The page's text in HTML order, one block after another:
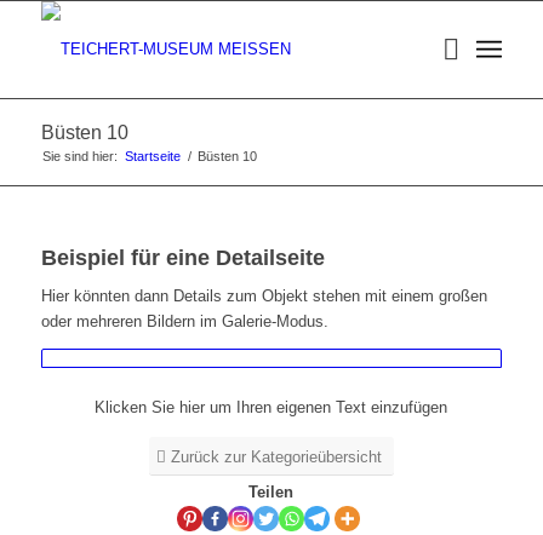
Büsten 10
Sie sind hier: Startseite / Büsten 10
Beispiel für eine Detailseite
Hier könnten dann Details zum Objekt stehen mit einem großen
oder mehreren Bildern im Galerie-Modus.
Klicken Sie hier um Ihren eigenen Text einzufügen
Zurück zur Kategorieübersicht
Teilen